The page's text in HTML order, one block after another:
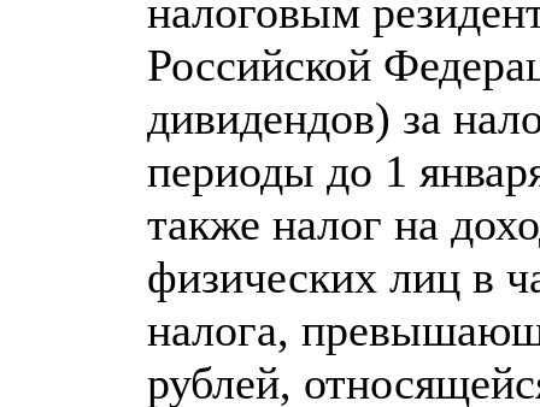
налоговым
Российской
дивидендов) за
периоды до 1
также налог на
физических лиц в
налога,
рублей,